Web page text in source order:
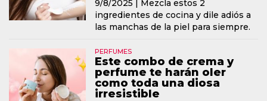
9/8/2025 | Mezcla estos 2
ingredientes de cocina y dile adiós a
las manchas de la piel para siempre.
PERFUMES
Este combo de crema y
perfume te harán oler
como toda una diosa
irresistible